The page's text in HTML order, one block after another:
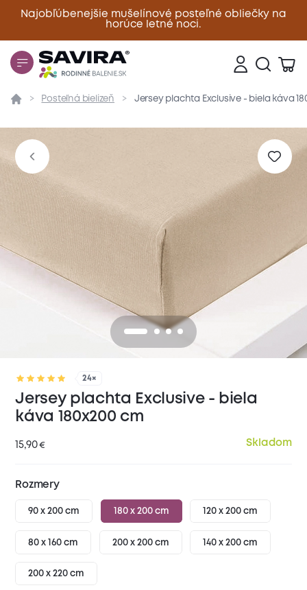
Najobľúbenejšie mušelínové posteľné obliečky na
horúce letné noci.
Zavrieť
Prehľad Parametre Popis produktu
Posteľná bielizeň Jersey plachta Exclusive - biela káva
24×
Jersey plachta Exclusive - biela
káva 180x200 cm
15,90€ Skladom
Rozmery
90 x 200 cm 180 x 200 cm 120 x 200 cm
80 x 160 cm 200 x 200 cm 140 x 200 cm
200 x 220 cm